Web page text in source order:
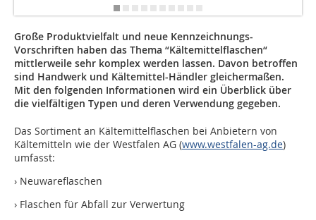
Große Produktvielfalt und neue Kenn­zeichnungs-
Vorschriften haben das Thema “Kältemittelflaschen“
mittlerweile sehr komplex werden lassen. Davon betroffen
sind Handwerk und Kältemittel-Händler gleichermaßen.
Mit den folgen­den Informationen wird ein Überblick über
die vielfältigen Typen und deren Verwendung gegeben.
Das Sortiment an Kältemittelflaschen bei Anbietern von
Kältemitteln wie der Westfalen AG (www.westfalen-ag.de)
umfasst:
› Neuwareflaschen
› Flaschen für Abfall zur Verwertung